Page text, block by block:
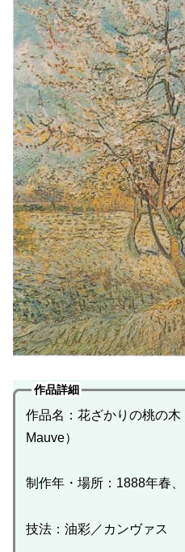
作品詳細
作品名：花ざかりの桃の
Mauve）
制作年・場所：1888年春
技法：油彩／カンヴァス